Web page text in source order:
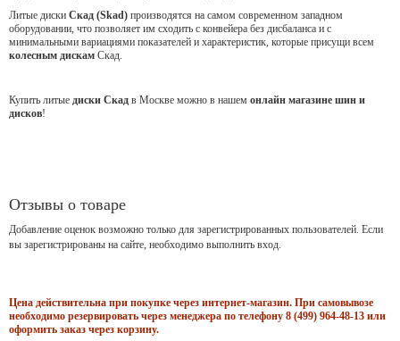
Литые диски Скад (Skad) производятся на самом современном западном
оборудовании, что позволяет им сходить с конвейера без дисбаланса и с
минимальными вариациями показателей и характеристик, которые присущи всем
колесным дискам Скад.
Купить литые диски Скад в Москве можно в нашем онлайн магазине шин и
дисков!
Отзывы о товаре
Добавление оценок возможно только для зарегистрированных пользователей. Если
вы зарегистрированы на сайте, необходимо выполнить вход.
Цена действительна при покупке через интернет-магазин. При самовывозе
необходимо резервировать через менеджера по телефону 8 (499) 964-48-13 или
оформить заказ через корзину.